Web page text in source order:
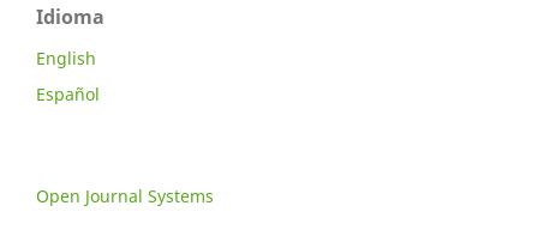
Idioma
English
Español
Open Journal Systems